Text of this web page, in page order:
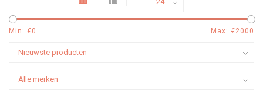
Min: €0 Max: €2000